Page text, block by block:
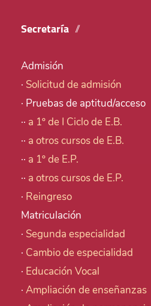
Secretaría
Admisión
· Solicitud de admisión
· Pruebas de aptitud/acceso
·· a 1º de I Ciclo de E.B.
·· a otros cursos de E.B.
·· a 1º de E.P.
·· a otros cursos de E.P.
· Reingreso
Matriculación
· Segunda especialidad
· Cambio de especialidad
· Educación Vocal
· Ampliación de enseñanzas